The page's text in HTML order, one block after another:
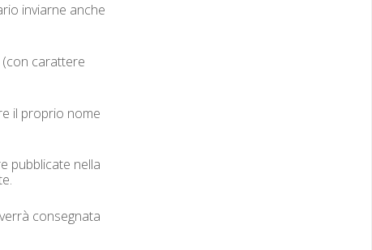
inviarne anche
(con carat­tere
il pro­prio nome
pub­bli­cate nel­la
con­seg­na­ta